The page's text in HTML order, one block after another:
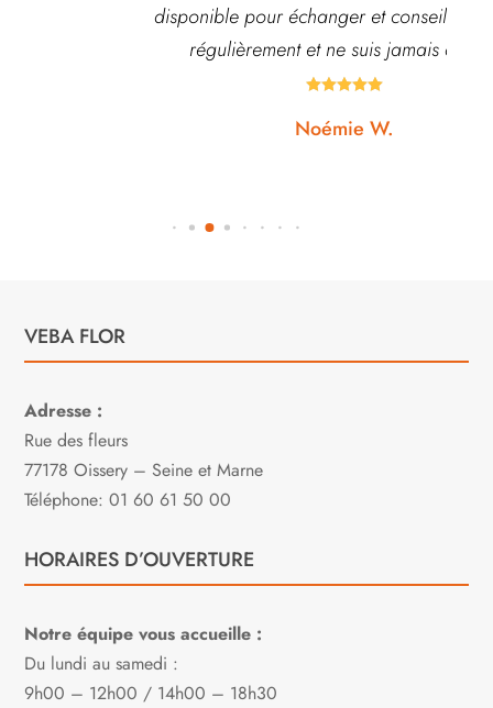
disponible pour échanger et conseiller. J’y vais
régulièrement et ne suis jamais déçue.
VEBA FLOR
Adresse :
Rue des fleurs
77178 Oissery – Seine et Marne
Téléphone: 01 60 61 50 00
HORAIRES D’OUVERTURE
Notre équipe vous accueille :
Du lundi au samedi :
9h00 – 12h00 / 14h00 – 18h30